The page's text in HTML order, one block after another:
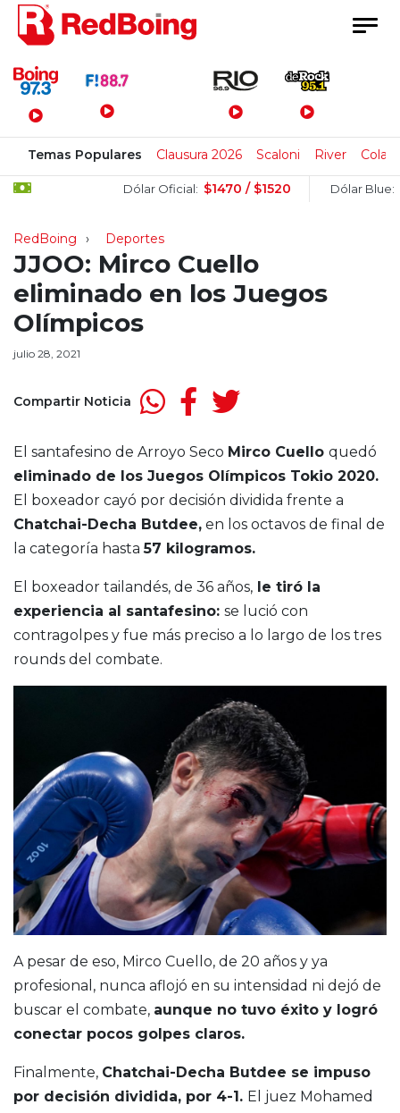
Menú Principal
Temas Populares Clausura 2026 Scaloni River
Dólar Oficial: $1470 / $1520 Dólar Blue:
RedBoing Deportes
JJOO: Mirco Cuello
eliminado en los Juegos
Olímpicos
julio 28, 2021
Compartir Noticia
El santafesino de Arroyo Seco Mirco Cuello quedó
eliminado de los Juegos Olímpicos Tokio 2020.
El boxeador cayó por decisión dividida frente a
Chatchai-Decha Butdee, en los octavos de final de
la categoría hasta57 kilogramos.
El boxeador tailandés, de 36 años, le tiró la
experiencia al santafesino: se lució con
contragolpes y fue más preciso a lo largo de los tres
rounds del combate.
A pesar de eso, Mirco Cuello, de 20 años y ya
profesional, nunca aflojó en su intensidad ni dejó de
buscar el combate, aunque no tuvo éxito y logró
conectar pocos golpes claros.
Finalmente, Chatchai-Decha Butdee se impuso
por decisión dividida, por 4-1. El juez Mohamed